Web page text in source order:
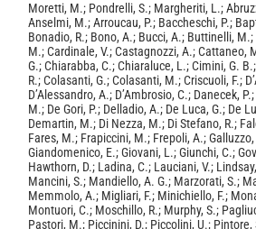
Moretti, M.; Pondrelli, S.; Margheriti, L.;
Anselmi, M.; Arroucau, P.; Baccheschi, P.;
Bonadio, R.; Bono, A.; Bucci, A.; Buttinelli, M.;
M.; Cardinale, V.; Castagnozzi, A.; Cattaneo,
G.; Chiarabba, C.; Chiaraluce, L.; Cimini, G.
R.; Colasanti, G.; Colasanti, M.; Criscuoli, F.;
D’Alessandro, A.; D’Ambrosio, C.; Danecek,
M.; De Gori, P.; Delladio, A.; De Luca, G.; De
Demartin, M.; Di Nezza, M.; Di Stefano, R.;
Fares, M.; Frapiccini, M.; Frepoli, A.; Galluzzo,
Giandomenico, E.; Giovani, L.; Giunchi, C.;
Hawthorn, D.; Ladina, C.; Lauciani, V.;
Mancini, S.; Mandiello, A. G.; Marzorati, S.;
Memmolo, A.; Migliari, F.; Minichiello, F.;
Montuori, C.; Moschillo, R.; Murphy, S.;
Pastori, M.; Piccinini, D.; Piccolini, U.; Pintore,